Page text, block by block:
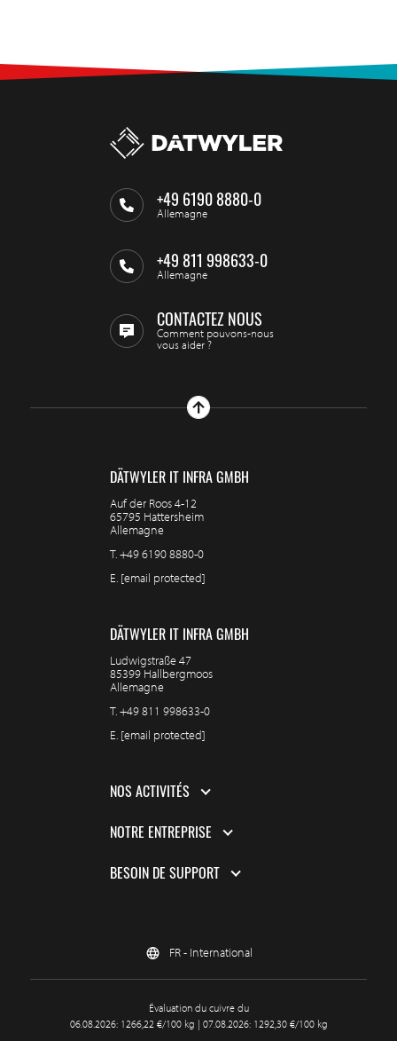
+49 6190 8880-0
Allemagne
+49 811 998633-0
Allemagne
CONTACTEZ NOUS
Comment pouvons-nous
vous aider ?
DÄTWYLER IT INFRA GMBH
Auf der Roos 4-12
65795 Hattersheim
Allemagne
T.+49 6190 8880-0
E. [email protected]
DÄTWYLER IT INFRA GMBH
Ludwigstraße 47
85399 Hallbergmoos
Allemagne
T.+49 811 998633-0
E. [email protected]
NOS ACTIVITÉS
NOTRE ENTREPRISE
BESOIN DE SUPPORT
FR - International
Évaluation du cuivre du
06.08.2026: 1266,22 €/100 kg | 07.08.2026: 1292,30 €/100 kg